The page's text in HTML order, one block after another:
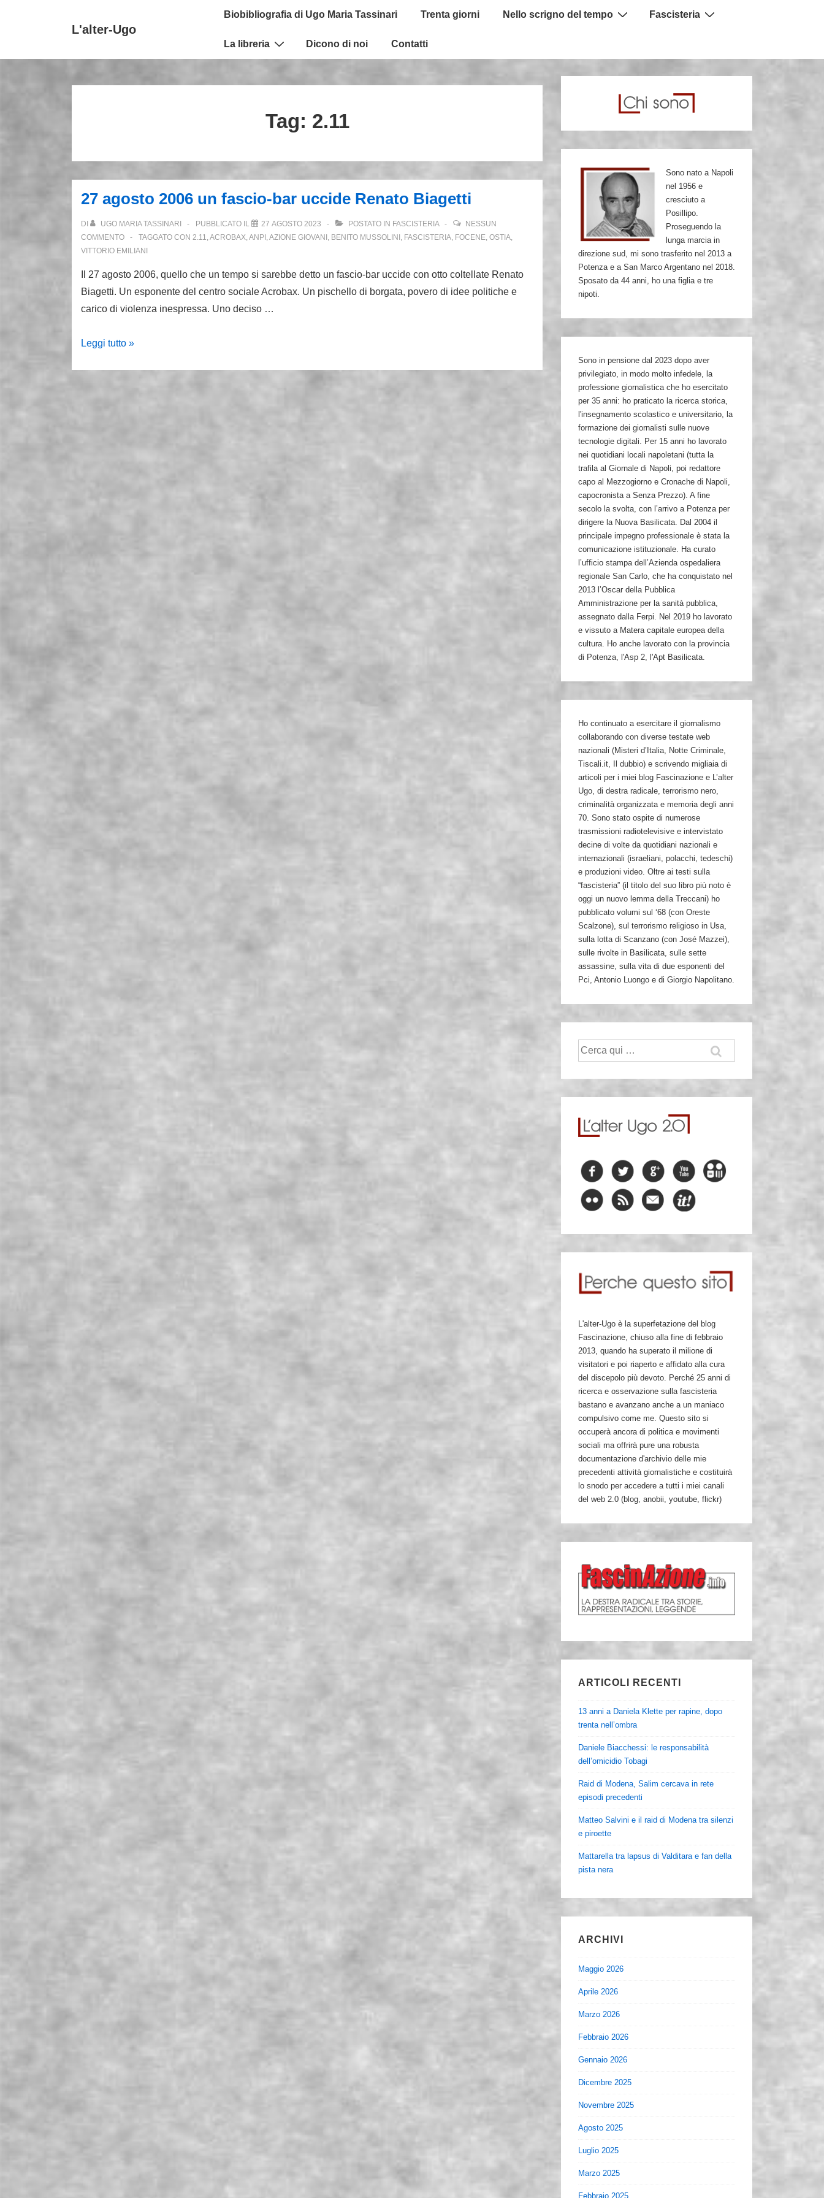
contenuto
L'alter-Ugo
Menu
Biobibliografia di Ugo Maria Tassinari Trenta giorni Nello scrigno del tempo Fascisteria
La libreria Dicono di noi Contatti
Tag: 2.11
27 agosto 2006 un fascio-bar uccide Renato Biagetti
DI UGO MARIA TASSINARI PUBBLICATO IL 27 AGOSTO 2023 POSTATO IN FASCISTERIA
NESSUN
COMMENTO
TAGGATO CON 2.11,ACROBAX,ANPI ,AZIONE GIOVANI , BENITO MUSSOLINI , FASCISTERIA, FOCENE, OSTIA,
VITTORIO EMILIANI
Il 27 agosto 2006, quello che un tempo si sarebbe detto un fascio-bar uccide con otto coltellate Renato
Biagetti. Un esponente del centro sociale Acrobax. Un pischello di borgata, povero di idee politiche e
carico di violenza inespressa. Uno deciso …
27
Leggi tutto »
Sono nato a Napoli
nel 1956 e
cresciuto a
Posillipo.
Proseguendo la
lunga marcia in
direzione sud, mi sono trasferito nel 2013 a
Potenza e a San Marco Argentano nel 2018.
Sposato da 44 anni, ho una figlia e tre
nipoti.
Sono in pensione dal 2023 dopo aver
privilegiato, in modo molto infedele, la
professione giornalistica che ho esercitato
per 35 anni: ho praticato la ricerca storica,
l'insegnamento scolastico e universitario, la
formazione dei giornalisti sulle nuove
tecnologie digitali. Per 15 anni ho lavorato
nei quotidiani locali napoletani (tutta la
trafila al Giornale di Napoli, poi redattore
capo al Mezzogiorno e Cronache di Napoli,
capocronista a Senza Prezzo). A fine
secolo la svolta, con l’arrivo a Potenza per
dirigere la Nuova Basilicata. Dal 2004 il
principale impegno professionale è stata la
comunicazione istituzionale. Ha curato
l’ufficio stampa dell’Azienda ospedaliera
regionale San Carlo, che ha conquistato nel
2013 l’Oscar della Pubblica
Amministrazione per la sanità pubblica,
assegnato dalla Ferpi. Nel 2019 ho lavorato
e vissuto a Matera capitale europea della
cultura. Ho anche lavorato con la provincia
di Potenza, l'Asp 2, l'Apt Basilicata.
Ho continuato a esercitare il giornalismo
collaborando con diverse testate web
nazionali (Misteri d’Italia, Notte Criminale,
Tiscali.it, Il dubbio) e scrivendo migliaia di
articoli per i miei blog Fascinazione e L’alter
Ugo, di destra radicale, terrorismo nero,
criminalità organizzata e memoria degli anni
70. Sono stato ospite di numerose
trasmissioni radiotelevisive e intervistato
decine di volte da quotidiani nazionali e
internazionali (israeliani, polacchi, tedeschi)
e produzioni video. Oltre ai testi sulla
“fascisteria” (il titolo del suo libro più noto è
oggi un nuovo lemma della Treccani) ho
pubblicato volumi sul ‘68 (con Oreste
Scalzone), sul terrorismo religioso in Usa,
sulla lotta di Scanzano (con José Mazzei),
sulle rivolte in Basilicata, sulle sette
assassine, sulla vita di due esponenti del
Pci, Antonio Luongo e di Giorgio Napolitano.
Cerca:
L'alter-Ugo è la superfetazione del blog
Fascinazione, chiuso alla fine di febbraio
2013, quando ha superato il milione di
visitatori e poi riaperto e affidato alla cura
del discepolo più devoto. Perché 25 anni di
ricerca e osservazione sulla fascisteria
bastano e avanzano anche a un maniaco
compulsivo come me. Questo sito si
occuperà ancora di politica e movimenti
sociali ma offrirà pure una robusta
documentazione d'archivio delle mie
precedenti attività giornalistiche e costituirà
lo snodo per accedere a tutti i miei canali
del web 2.0 (blog, anobii, youtube, flickr)
ARTICOLI RECENTI
13 anni a Daniela Klette per rapine, dopo
trenta nell’ombra
Daniele Biacchessi: le responsabilità
dell’omicidio Tobagi
Raid di Modena, Salim cercava in rete
episodi precedenti
Matteo Salvini e il raid di Modena tra silenzi
e piroette
Mattarella tra lapsus di Valditara e fan della
pista nera
ARCHIVI
Maggio 2026
Aprile 2026
Marzo 2026
Febbraio 2026
Gennaio 2026
Dicembre 2025
Novembre 2025
Agosto 2025
Luglio 2025
Marzo 2025
Febbraio 2025